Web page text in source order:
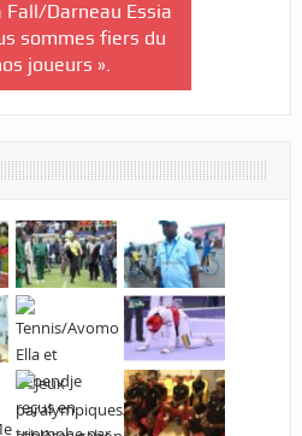
Fall/Darneau Essia
sommes fiers du
joueurs ».